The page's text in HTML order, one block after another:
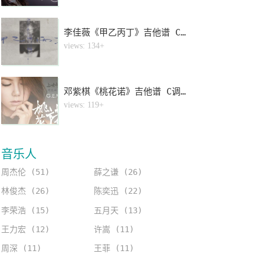
4
李佳薇《甲乙丙丁》吉他谱 C调指法弹唱谱
views: 134+
5
邓紫棋《桃花诺》吉他谱 C调指法弹唱谱
views: 119+
音乐人
周杰伦 (51) 薛之谦 (26)
林俊杰 (26) 陈奕迅 (22)
李荣浩 (15) 五月天 (13)
王力宏 (12) 许嵩 (11)
周深 (11) 王菲 (11)